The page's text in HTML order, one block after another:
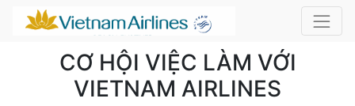
CƠ HỘI VIỆC LÀM VỚI
VIETNAM AIRLINES